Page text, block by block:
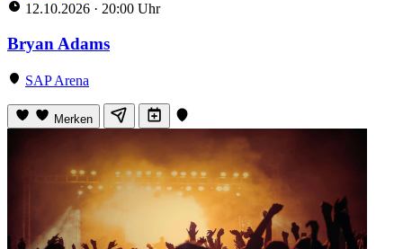
12.10.2026 · 20:00 Uhr
Bryan Adams
SAP Arena
Merken